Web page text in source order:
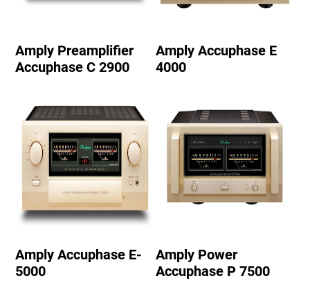
Amply Preamplifier
Accuphase C 2900
Amply Accuphase E
4000
Amply Accuphase E-
5000
Amply Power
Accuphase P 7500